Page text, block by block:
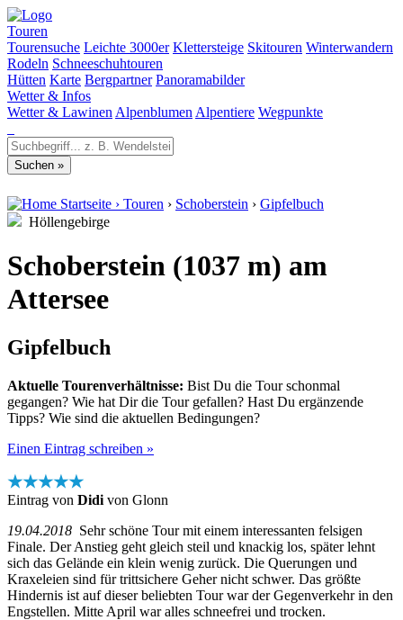
Touren
Tourensuche Leichte 3000er Klettersteige Skitouren Winterwandern
Rodeln Schneeschuhtouren
Hütten Karte Bergpartner Panoramabilder
Wetter & Infos
Wetter & Lawinen Alpenblumen Alpentiere Wegpunkte
Startseite › Touren › Schoberstein › Gipfelbuch
Höllengebirge
Schoberstein (1037 m) am
Attersee
Gipfelbuch
Aktuelle Tourenverhältnisse: Bist Du die Tour schonmal
gegangen? Wie hat Dir die Tour gefallen? Hast Du ergänzende
Tipps? Wie sind die aktuellen Bedingungen?
Einen Eintrag schreiben »
★★★★★
Eintrag von Didi von Glonn
19.04.2018 Sehr schöne Tour mit einem interessanten felsigen
Finale. Der Anstieg geht gleich steil und knackig los, später lehnt
sich das Gelände ein klein wenig zurück. Die Querungen und
Kraxeleien sind für trittsichere Geher nicht schwer. Das größte
Hindernis ist auf dieser beliebten Tour war der Gegenverkehr in den
Engstellen. Mitte April war alles schneefrei und trocken.